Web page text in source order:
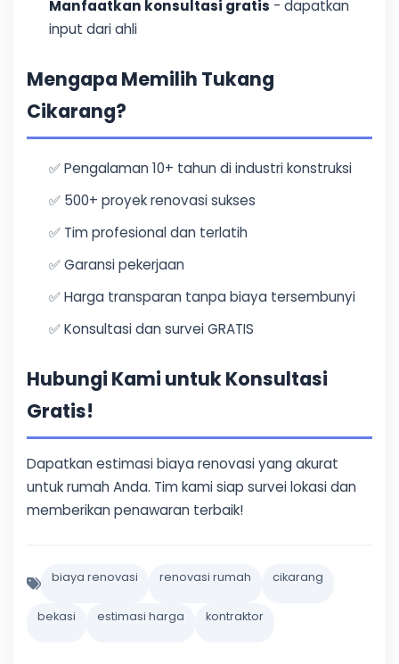
Manfaatkan konsultasi gratis - dapatkan
input dari ahli
Mengapa Memilih Tukang
Cikarang?
✅ Pengalaman 10+ tahun di industri konstruksi
✅ 500+ proyek renovasi sukses
✅ Tim profesional dan terlatih
✅ Garansi pekerjaan
✅ Harga transparan tanpa biaya tersembunyi
✅ Konsultasi dan survei GRATIS
Hubungi Kami untuk Konsultasi
Gratis!
Dapatkan estimasi biaya renovasi yang akurat
untuk rumah Anda. Tim kami siap survei lokasi dan
memberikan penawaran terbaik!
biaya renovasi renovasi rumah cikarang
bekasi estimasi harga kontraktor